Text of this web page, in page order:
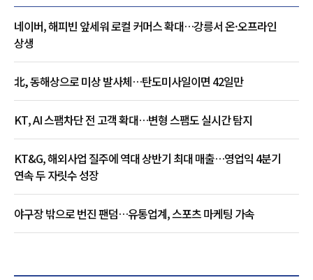
네이버, 해피빈 앞세워 로컬 커머스 확대…강릉서 온·오프라인
상생
北, 동해상으로 미상 발사체…탄도미사일이면 42일만
KT, AI 스팸차단 전 고객 확대…변형 스팸도 실시간 탐지
KT&G, 해외사업 질주에 역대 상반기 최대 매출…영업익 4분기
연속 두 자릿수 성장
야구장 밖으로 번진 팬덤…유통업계, 스포츠 마케팅 가속